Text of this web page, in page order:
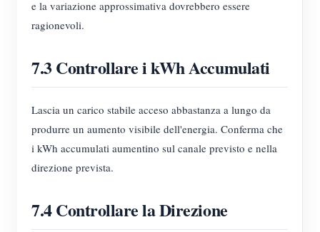
e la variazione approssimativa dovrebbero essere
ragionevoli.
7.3 Controllare i kWh Accumulati
Lascia un carico stabile acceso abbastanza a lungo da
produrre un aumento visibile dell'energia. Conferma che
i kWh accumulati aumentino sul canale previsto e nella
direzione prevista.
7.4 Controllare la Direzione